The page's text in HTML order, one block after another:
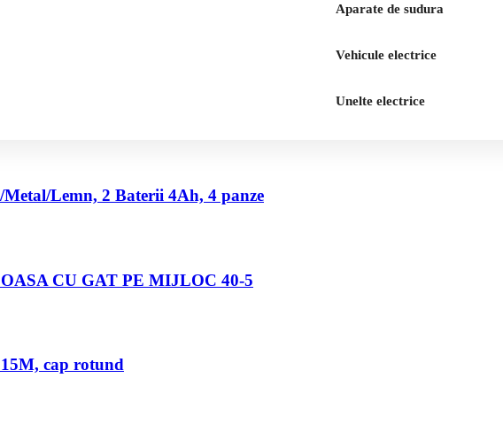
Aparate de sudura
Vehicule electrice
Unelte electrice
Metal/Lemn, 2 Baterii 4Ah, 4 panze
CU GAT PE MIJLOC 40-5
cap rotund